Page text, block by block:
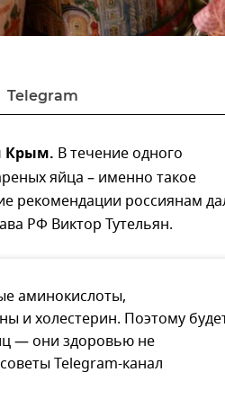
Telegram
Крым. В течение одного
яйца – именно такое
рекомендации россиянам
РФ Виктор Тутельян.
аминокислоты,
и холестерин. Поэтому
— они здоровью не
Telegram-канал